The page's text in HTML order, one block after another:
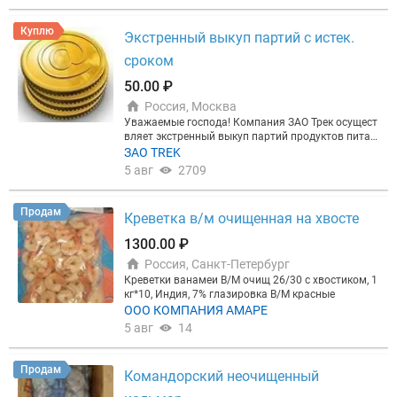
Куплю
Экстренный выкуп партий с истек.
сроком
50.00 ₽
Россия, Москва
Уважаемые господа! Компания ЗАО Трек осущест
вляет экстренный выкуп партий продуктов питан
ия: с истекающим сроком хранения, складских ос
татков, неликвидов, непрофильных активов, таки
я консервация, шоколад, кондитерские изделия, м
маргарин, майонез, кетчуп, крупы и многое друго
е. Приемка и вывоз товара осуществляется на ме
сте. Самовывоз из регионов РФ Оплата по факту.
Звоните: Алексей. WhatsApp и Viber на телефоне
ЗАО TREK
5 авг
2709
Продам
Креветка в/м очищенная на хвосте
1300.00 ₽
Россия, Санкт-Петербург
Креветки ванамеи В/М очищ 26/30 с хвостиком, 1
кг*10, Индия, 7% глазировка В/М красные
ООО КОМПАНИЯ АМАРЕ
5 авг
14
Продам
Командорский неочищенный